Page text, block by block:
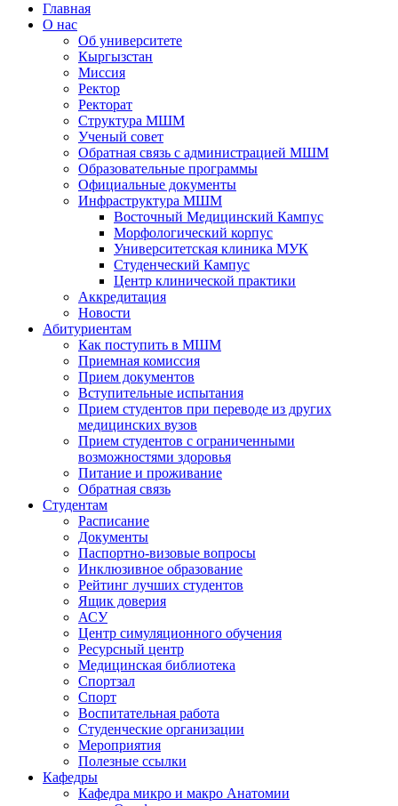
Главная
О нас
Об университете
Кыргызстан
Миссия
Ректор
Ректорат
Структура МШМ
Ученый совет
Обратная связь с администрацией МШМ
Образовательные программы
Официальные документы
Инфраструктура МШМ
Восточный Медицинский Кампус
Морфологический корпус
Университетская клиника МУК
Студенческий Кампус
Центр клинической практики
Аккредитация
Новости
Абитуриентам
Как поступить в МШМ
Приемная комиссия
Прием документов
Вступительные испытания
Прием студентов при переводе из других
медицинских вузов
Прием студентов с ограниченными
возможностями здоровья
Питание и проживание
Обратная связь
Студентам
Расписание
Документы
Паспортно-визовые вопросы
Инклюзивное образование
Рейтинг лучших студентов
Ящик доверия
АСУ
Центр симуляционного обучения
Ресурсный центр
Медицинская библиотека
Спортзал
Спорт
Воспитательная работа
Студенческие организации
Мероприятия
Полезные ссылки
Кафедры
Кафедра микро и макро Анатомии